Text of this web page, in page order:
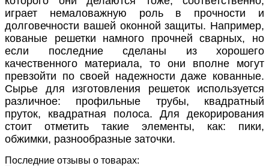
играет немаловажную роль в прочности и
долговечности вашей оконной защиты. Например,
кованые решетки намного прочней сварных, но
если последние сделаны из хорошего
качественного материала, то они вполне могут
превзойти по своей надежности даже кованные.
Сырье для изготовления решеток используется
различное: профильные трубы, квадратный
пруток, квадратная полоса. Для декорирования
стоит отметить такие элементы, как: пики,
обжимки, разнообразные заточки.
Последние отзывы о товарах: